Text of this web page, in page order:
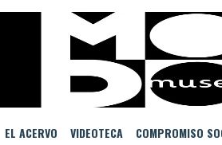
EL ACERVO VIDEOTECA COMPROMISO